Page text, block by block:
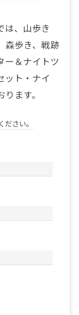
は、山歩き
森歩き、戦跡
ー＆ナイトツ
ット・ナイ
ます。
さい。